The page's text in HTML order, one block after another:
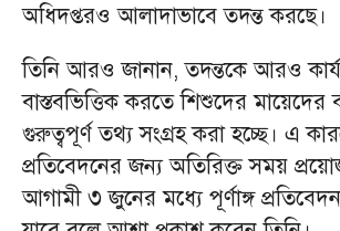
অধিদপ্তরও আলাদাভাবে তদন্ত করছে।
তিনি আরও জানান, তদন্তকে আরও
বাস্তবভিত্তিক করতে শিশুদের মায়েদের
গুরুত্বপূর্ণ তথ্য সংগ্রহ করা হচ্ছে। এ
প্রতিবেদনের জন্য অতিরিক্ত সময়
আগামী ৩ জুনের মধ্যে পূর্ণাঙ্গ